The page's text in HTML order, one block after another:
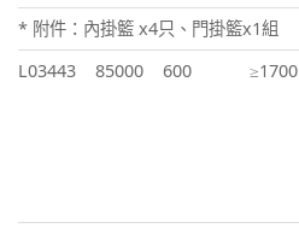
* 附件：內掛籃 x4只、門掛籃x1組
L03443
85000 600 ≥1700